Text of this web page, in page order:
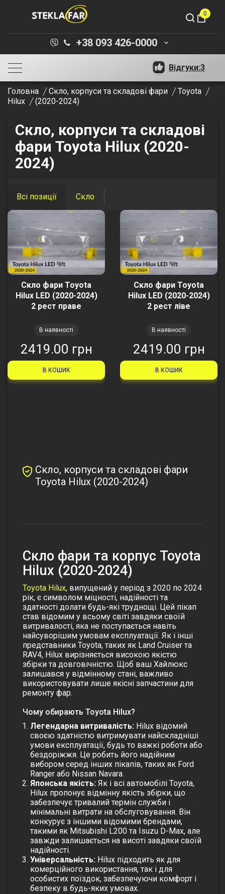
shopping_bag
0
+38 093 426-0000 keyboard_arrow_down
Відгуки:3
Головна Скло, корпуси та складові фари
Toyota
Hilux
(2020-2024)
Скло, корпуси та складові
фари Toyota Hilux (2020-
2024)
Всі позиції Скло
Скло фари Toyota
Hilux LED (2020-2024)
2 рест праве
В наявності
2419.00 грн
В КОШИК
Скло фари Toyota
Hilux LED (2020-2024)
2 рест ліве
В наявності
2419.00 грн
В КОШИК
Скло, корпуси та складові фари
Toyota Hilux (2020-2024)
Cкло фари та корпус Toyota
Hilux (2020-2024)
Toyota Hilux, випущений у період з 2020 по 2024
рік, є символом міцності, надійності та
здатності долати будь-які труднощі. Цей пікап
став відомим у всьому світі завдяки своїй
витривалості, яка не поступається навіть
найсуворішим умовам експлуатації. Як і інші
представники Toyota, таких як Land Cruiser та
RAV4, Hilux вирізняється високою якістю
збірки та довговічністю. Щоб ваш Хайлюкс
залишався у відмінному стані, важливо
використовувати лише якісні запчастини для
ремонту фар.
Чому обирають Toyota Hilux?
Легендарна витривалість: Hilux відомий
своєю здатністю витримувати найскладніші
умови експлуатації, будь то важкі роботи або
бездоріжжя. Це робить його надійним
вибором серед інших пікапів, таких як Ford
Ranger або Nissan Navara.
Японська якість: Як і всі автомобілі Toyota,
Hilux пропонує відмінну якість збірки, що
забезпечує тривалий термін служби і
мінімальні витрати на обслуговування. Він
конкурує з іншими відомими брендами,
такими як Mitsubishi L200 та Isuzu D-Max, але
завжди залишається на висоті завдяки своїй
надійності.
Універсальність: Hilux підходить як для
комерційного використання, так і для
особистих поїздок, забезпечуючи комфорт і
безпеку в будь-яких умовах.